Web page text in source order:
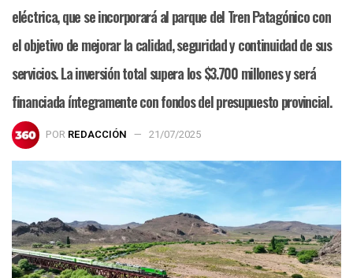
eléctrica, que se incorporará al parque del Tren Patagónico con
el objetivo de mejorar la calidad, seguridad y continuidad de sus
servicios. La inversión total supera los $3.700 millones y será
financiada íntegramente con fondos del presupuesto provincial.
POR REDACCIÓN 21/07/2025